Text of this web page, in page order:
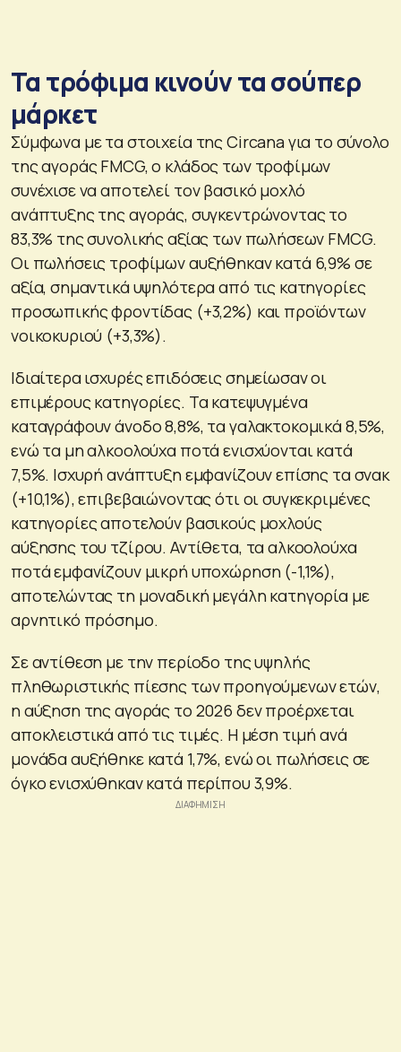
Τα τρόφιμα κινούν τα σούπερ
μάρκετ
Σύμφωνα με τα στοιχεία της Circana για το σύνολο
της αγοράς FMCG, ο κλάδος των τροφίμων
συνέχισε να αποτελεί τον βασικό μοχλό
ανάπτυξης της αγοράς, συγκεντρώνοντας το
83,3% της συνολικής αξίας των πωλήσεων FMCG.
Οι πωλήσεις τροφίμων αυξήθηκαν κατά 6,9% σε
αξία, σημαντικά υψηλότερα από τις κατηγορίες
προσωπικής φροντίδας (+3,2%) και προϊόντων
νοικοκυριού (+3,3%).
Ιδιαίτερα ισχυρές επιδόσεις σημείωσαν οι
επιμέρους κατηγορίες. Τα κατεψυγμένα
καταγράφουν άνοδο 8,8%, τα γαλακτοκομικά 8,5%,
ενώ τα μη αλκοολούχα ποτά ενισχύονται κατά
7,5%. Ισχυρή ανάπτυξη εμφανίζουν επίσης τα σνακ
(+10,1%), επιβεβαιώνοντας ότι οι συγκεκριμένες
κατηγορίες αποτελούν βασικούς μοχλούς
αύξησης του τζίρου. Αντίθετα, τα αλκοολούχα
ποτά εμφανίζουν μικρή υποχώρηση (-1,1%),
αποτελώντας τη μοναδική μεγάλη κατηγορία με
αρνητικό πρόσημο.
Σε αντίθεση με την περίοδο της υψηλής
πληθωριστικής πίεσης των προηγούμενων ετών,
η αύξηση της αγοράς το 2026 δεν προέρχεται
αποκλειστικά από τις τιμές. Η μέση τιμή ανά
μονάδα αυξήθηκε κατά 1,7%, ενώ οι πωλήσεις σε
όγκο ενισχύθηκαν κατά περίπου 3,9%.